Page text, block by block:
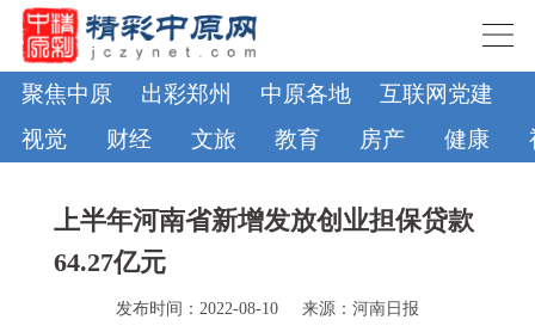
聚焦中原 出彩郑州 中原各地 互联网党建
视觉
财经 文旅 教育 房产 健康
上半年河南省新增发放创业担保贷款
64.27亿元
发布时间：2022-08-10 来源：河南日报